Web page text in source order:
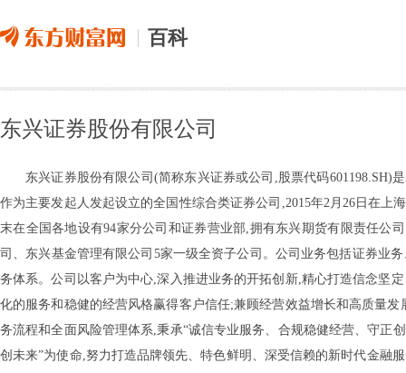
百科
东兴证券股份有限公司
东兴证券股份有限公司(简称东兴证券或公司,股票代码601198.SH)
作为主要发起人发起设立的全国性综合类证券公司,2015年2月26日在
末在全国各地设有94家分公司和证券营业部,拥有东兴期货有限责任公
司、东兴基金管理有限公司5家一级全资子公司。公司业务包括证券业
务体系。公司以客户为中心,深入推进业务的开拓创新,精心打造信念坚
化的服务和稳健的经营风格赢得客户信任;兼顾经营效益增长和高质量
务流程和全面风险管理体系,秉承“诚信专业服务、合规稳健经营、守正
创未来”为使命,努力打造品牌领先、特色鲜明、深受信赖的新时代金融